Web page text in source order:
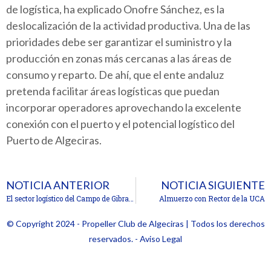
de logística, ha explicado Onofre Sánchez, es la
deslocalización de la actividad productiva. Una de las
prioridades debe ser garantizar el suministro y la
producción en zonas más cercanas a las áreas de
consumo y reparto. De ahí, que el ente andaluz
pretenda facilitar áreas logísticas que puedan
incorporar operadores aprovechando la excelente
conexión con el puerto y el potencial logístico del
Puerto de Algeciras.
NOTICIA ANTERIOR NOTICIA SIGUIENTE
Almuerzo con Rector de la UCA
© Copyright 2024 - Propeller Club de Algeciras | Todos los derechos
reservados. - Aviso Legal